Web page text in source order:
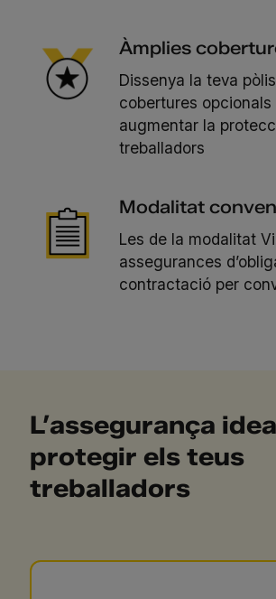
Àmplies
Dissenya la teva
cobertures opcionals
augmentar la
treballadors
Modalitat
Les de la modalitat
assegurances
contractació per
L’assegurança
protegir els teus
treballadors